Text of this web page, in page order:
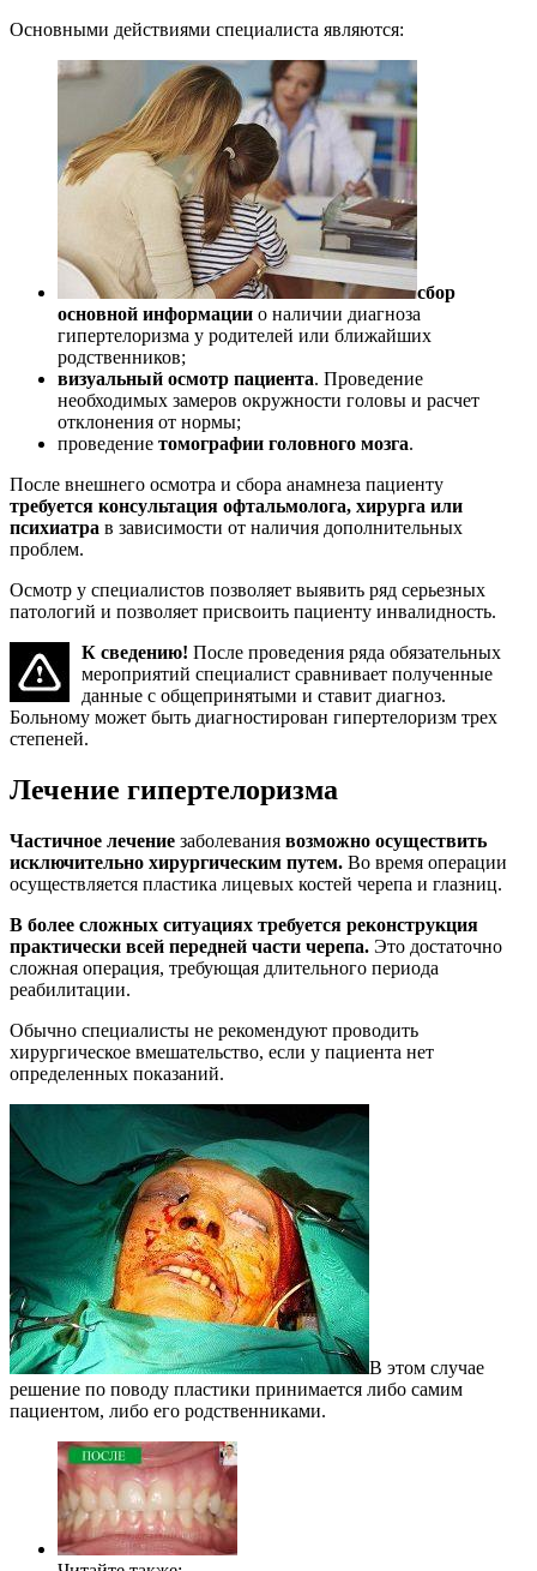
Основными действиями специалиста являются:
сбор
основной информации о наличии диагноза
гипертелоризма у родителей или ближайших
родственников;
визуальный осмотр пациента. Проведение
необходимых замеров окружности головы и расчет
отклонения от нормы;
проведение томографии головного мозга.
После внешнего осмотра и сбора анамнеза пациенту
требуется консультация офтальмолога, хирурга или
психиатра в зависимости от наличия дополнительных
проблем.
Осмотр у специалистов позволяет выявить ряд серьезных
патологий и позволяет присвоить пациенту инвалидность.
К сведению! После проведения ряда обязательных
мероприятий специалист сравнивает полученные
данные с общепринятыми и ставит диагноз.
Больному может быть диагностирован гипертелоризм трех
степеней.
Лечение гипертелоризма
Частичное лечение заболевания возможно осуществить
исключительно хирургическим путем. Во время операции
осуществляется пластика лицевых костей черепа и глазниц.
В более сложных ситуациях требуется реконструкция
практически всей передней части черепа. Это достаточно
сложная операция, требующая длительного периода
реабилитации.
Обычно специалисты не рекомендуют проводить
хирургическое вмешательство, если у пациента нет
определенных показаний.
В этом случае
решение по поводу пластики принимается либо самим
пациентом, либо его родственниками.